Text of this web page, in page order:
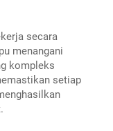
secara
menangani
kompleks
setiap